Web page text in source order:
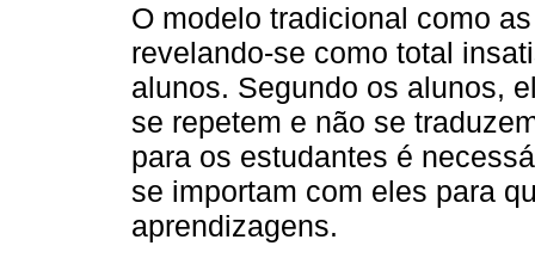
O modelo tradicional como
revelando-se como total
alunos. Segundo os alunos,
se repetem e não se
para os estudantes é
se importam com eles para
aprendizagens.